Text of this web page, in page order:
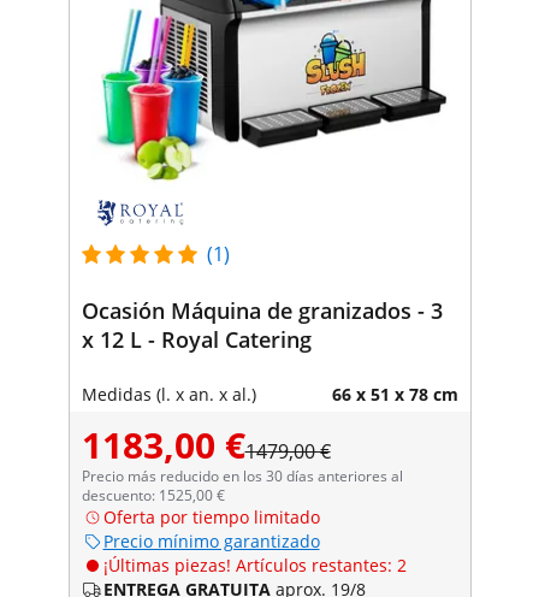
(1)
Ocasión Máquina de granizados - 3
x 12 L - Royal Catering
Medidas (l. x an. x al.) 66 x 51 x 78 cm
1183,00 €1479,00 €
Precio más reducido en los 30 días anteriores al
descuento: 1525,00 €
Oferta por tiempo limitado
Precio mínimo garantizado
¡Últimas piezas! Artículos restantes: 2
ENTREGA GRATUITA aprox. 19/8